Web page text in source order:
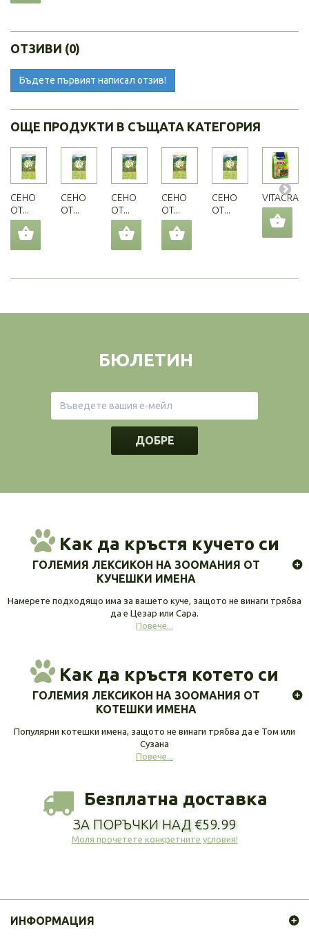
ОТЗИВИ (0)
Бъдете първият написал отзив!
ОЩЕ ПРОДУКТИ В СЪЩАТА КАТЕГОРИЯ
СЕНО
ОТ...
СЕНО
ОТ...
СЕНО
ОТ...
СЕНО
ОТ...
СЕНО
ОТ...
БЮЛЕТИН
ДОБРЕ
Как да кръстя кучето си
ГОЛЕМИЯ ЛЕКСИКОН НА ЗООМАНИЯ ОТ
КУЧЕШКИ ИМЕНА
Намерете подходящо има за вашето куче, защото не винаги трябва
да е Цезар или Сара.
Повече...
Как да кръстя котето си
ГОЛЕМИЯ ЛЕКСИКОН НА ЗООМАНИЯ ОТ
КОТЕШКИ ИМЕНА
Популярни котешки имена, защото не винаги трябва да е Том или
Сузана
Повече...
Безплатна доставка
ЗА ПОРЪЧКИ НАД €59.99
Моля прочетете конкретните условия!
ИНФОРМАЦИЯ